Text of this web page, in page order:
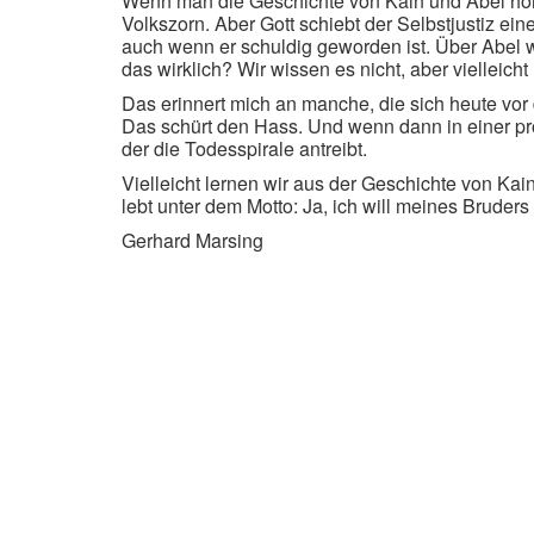
Volkszorn. Aber Gott schiebt der Selbstjustiz
auch wenn er schuldig geworden ist. Über
das wirklich? Wir wissen es nicht, aber vielleicht
Das erinnert mich an manche, die sich heute
Das schürt den Hass. Und wenn dann in einer
der die Todesspirale antreibt.
Vielleicht lernen wir aus der Geschichte von
lebt unter dem Motto: Ja, ich will meines Bruders
Gerhard Marsing